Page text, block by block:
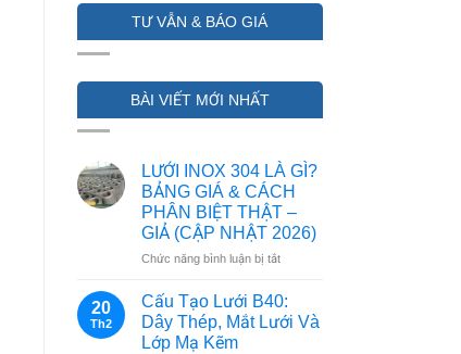
TƯ VẪN & BÁO GIÁ
BÀI VIẾT MỚI NHẤT
LƯỚI INOX 304 LÀ GÌ?
BẢNG GIÁ & CÁCH
PHÂN BIỆT THẬT –
GIẢ (CẬP NHẬT 2026)
Chức năng bình luận bị tắtở
INOX
304
LÀ
20
Th2
Cấu Tạo Lưới B40:
Dây Thép, Mắt Lưới Và
Lớp Mạ Kẽm